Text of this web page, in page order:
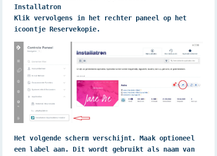
Installatron
Klik vervolgens in het rechter paneel op het
icoontje Reservekopie.
Het volgende scherm verschijnt. Maak optioneel
een label aan. Dit wordt gebruikt als naam van